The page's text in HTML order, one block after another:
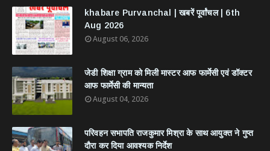
khabare Purvanchal | खबरें पूर्वांचल | 6th
Aug 2026
August 06, 2026
जेडी शिक्षा ग्राम को मिली मास्टर आफ फार्मेसी एवं डॉक्टर
आफ फार्मेसी की मान्यता
August 04, 2026
परिवहन सभापति राजकुमार मिश्रा के साथ आयुक्त ने गुप्त
दौरा कर दिया आवश्यक निर्देश